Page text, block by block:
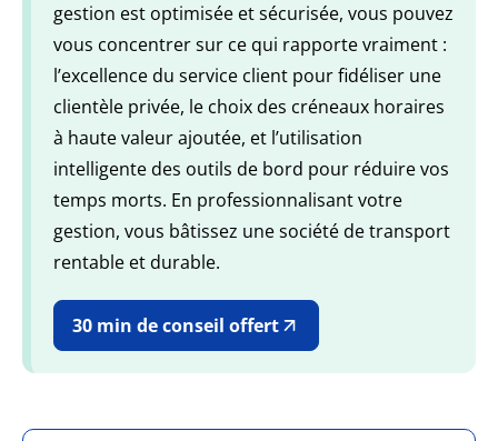
gestion est optimisée et sécurisée, vous pouvez
vous concentrer sur ce qui rapporte vraiment :
l’excellence du service client pour fidéliser une
clientèle privée, le choix des créneaux horaires
à haute valeur ajoutée, et l’utilisation
intelligente des outils de bord pour réduire vos
temps morts. En professionnalisant votre
gestion, vous bâtissez une société de transport
rentable et durable.
30 min de conseil offert